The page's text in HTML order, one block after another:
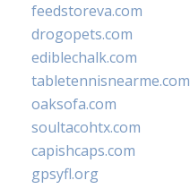
feedstoreva.com
drogopets.com
ediblechalk.com
tabletennisnearme.com
oaksofa.com
soultacohtx.com
capishcaps.com
gpsyfl.org